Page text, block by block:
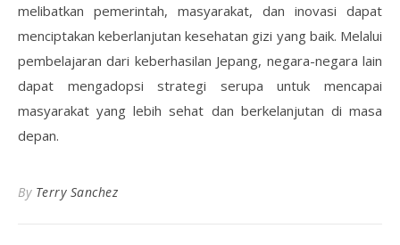
melibatkan pemerintah, masyarakat, dan inovasi dapat
menciptakan keberlanjutan kesehatan gizi yang baik. Melalui
pembelajaran dari keberhasilan Jepang, negara-negara lain
dapat mengadopsi strategi serupa untuk mencapai
masyarakat yang lebih sehat dan berkelanjutan di masa
depan.
By Terry Sanchez